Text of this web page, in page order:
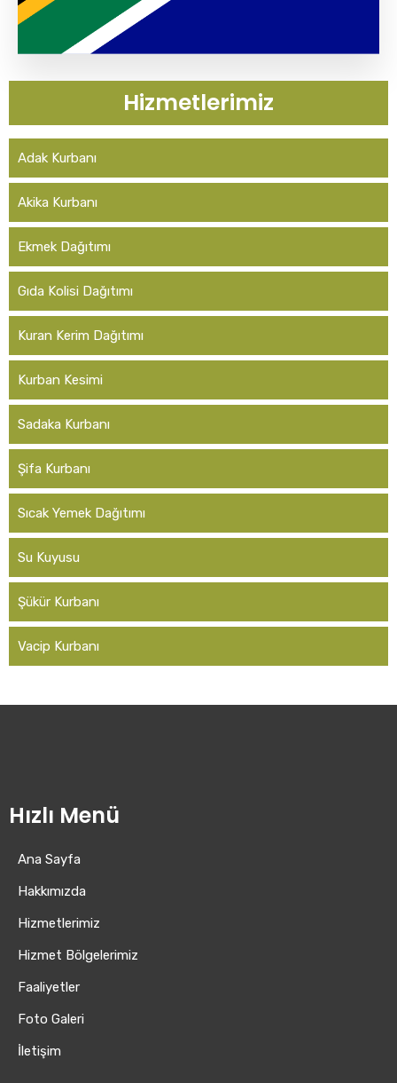
Hizmetlerimiz
Adak Kurbanı
Akika Kurbanı
Ekmek Dağıtımı
Gıda Kolisi Dağıtımı
Kuran Kerim Dağıtımı
Kurban Kesimi
Sadaka Kurbanı
Şifa Kurbanı
Sıcak Yemek Dağıtımı
Su Kuyusu
Şükür Kurbanı
Vacip Kurbanı
Hızlı Menü
Ana Sayfa
Hakkımızda
Hizmetlerimiz
Hizmet Bölgelerimiz
Faaliyetler
Foto Galeri
İletişim